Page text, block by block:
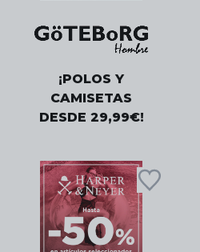
¡POLOS Y
CAMISETAS
DESDE 29,99€!